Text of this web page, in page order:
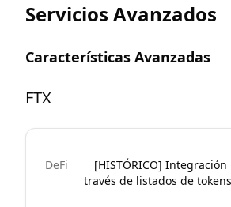
Servicios Avanzados
Características Avanzadas
FTX
DeFi
[HISTÓRICO]
través de listados de